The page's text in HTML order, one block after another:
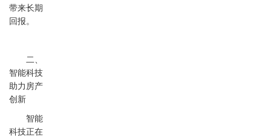
带来长期
回报。
二、
智能科技
助力房产
创新
智能
科技正在